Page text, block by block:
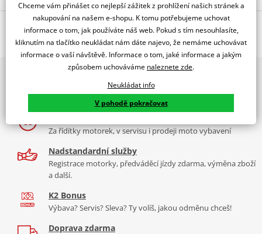
Jsme autorizovaný
dealer značky All Balls Racing
Sada ložisek + těsnění diferenciálu (ATV)
All Balls Racing je americká společnost dodávající
. Její produkty jsou vyráběny a dodávány
společností Power Sport Industries, lidmi kteří opravdu rozumějí
ložiskům.Více informací o značce
Zobrazit všechny produktyznačky All Balls Racing
2x multibrand showroom
9 značek motocyklů, servis, oblečení, doplňky i náhradní
díly, to vše v Praze a Liberci
Za řídítky motorek, v servisu i prodeji moto vybavení
Nadstandardní služby
Registrace motorky, předváděcí jízdy zdarma, výměna zboží
a další.
K2 Bonus
Výbava? Servis? Sleva? Ty volíš, jakou odměnu chceš!
Doprava zdarma
Chceme vám přinášet co nejlepší zážitek z prohlížení našich stránek a
nakupování na našem e-shopu. K tomu potřebujeme uchovat
informace o tom, jak používáte náš web. Pokud s tím nesouhlasíte,
kliknutím na tlačítko neukládat nám dáte najevo, že nemáme uchovávat
informace o vaší návštěvě. Informace o tom, jaké informace a jakým
způsobem uchováváme naleznete zde.
Neukládat info
V pohodě pokračovat